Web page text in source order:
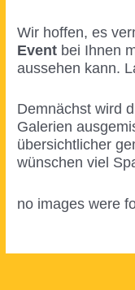
Wir hoffen, es
Event bei Ihnen
aussehen kann.
Demnächst wird
Galerien
übersichtlicher
wünschen viel
no images were